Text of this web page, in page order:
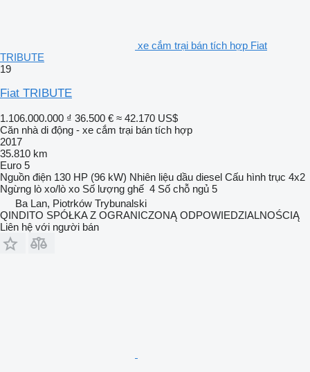
xe cắm trại bán tích hợp Fiat
TRIBUTE
19
Fiat TRIBUTE
1.106.000.000 ₫ 36.500 € ≈ 42.170 US$
Căn nhà di động - xe cắm trại bán tích hợp
2017
35.810 km
Euro 5
Nguồn điện 130 HP (96 kW) Nhiên liệu dầu diesel Cấu hình trục 4x2
Ngừng lò xo/lò xo Số lượng ghế 4 Số chỗ ngủ 5
Ba Lan, Piotrków Trybunalski
QINDITO SPÓŁKA Z OGRANICZONĄ ODPOWIEDZIALNOŚCIĄ
Liên hệ với người bán